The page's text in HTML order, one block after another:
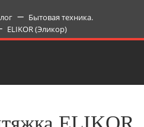
Бытовая техника.
ELIKOR (Эликор)